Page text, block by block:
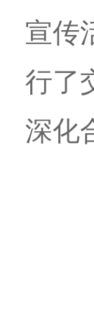
宣传
行了
深化